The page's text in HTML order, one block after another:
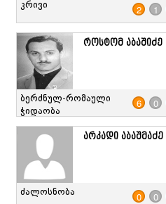
კრივი 2 1
როსტომ აბაშიძე
ბერძნულ-რომაული
ჭიდაობა
6 0
არკადი აბაშმაძე
ძალოსნობა 0 0